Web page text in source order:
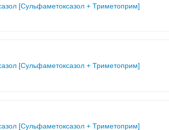
[Сульфаметоксазол + Триметоприм]
[Сульфаметоксазол + Триметоприм]
[Сульфаметоксазол + Триметоприм]